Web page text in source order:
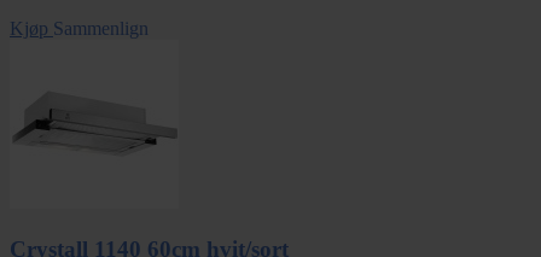
Kjøp Sammenlign
Crystall 1140 60cm hvit/sort